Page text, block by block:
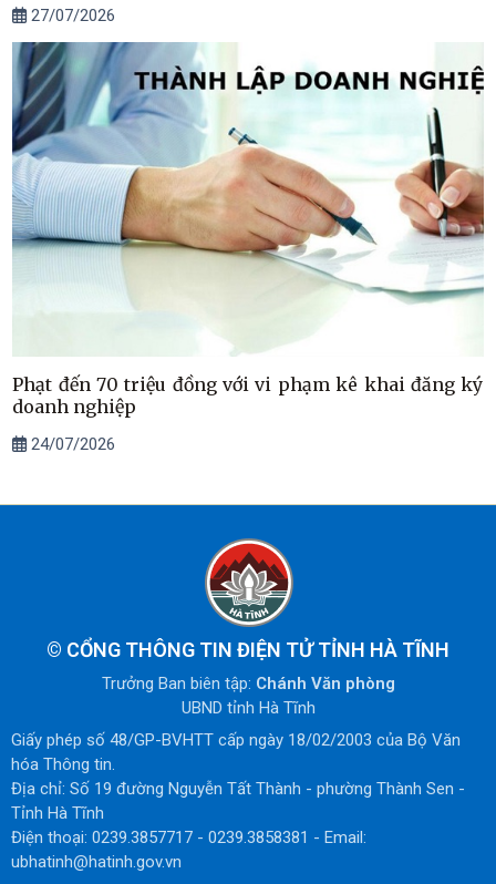
27/07/2026
Phạt đến 70 triệu đồng với vi phạm kê khai đăng ký
doanh nghiệp
24/07/2026
© CỔNG THÔNG TIN ĐIỆN TỬ TỈNH HÀ TĨNH
Trưởng Ban biên tập: Chánh Văn phòng
UBND tỉnh Hà Tĩnh
Giấy phép số 48/GP-BVHTT cấp ngày 18/02/2003 của Bộ Văn
hóa Thông tin.
Địa chỉ: Số 19 đường Nguyễn Tất Thành - phường Thành Sen -
Tỉnh Hà Tĩnh
Điện thoại: 0239.3857717 - 0239.3858381 - Email:
ubhatinh@hatinh.gov.vn